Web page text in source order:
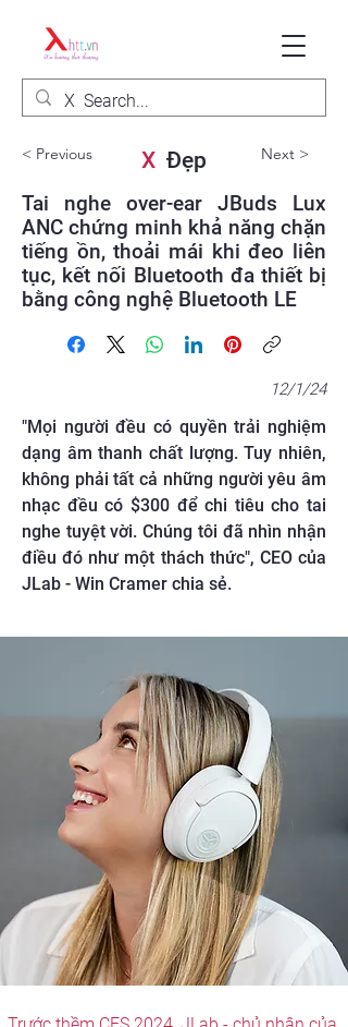
< Previous X Đẹp Next >
Tai nghe over-ear JBuds Lux
ANC chứng minh khả năng chặn
tiếng ồn, thoải mái khi đeo liên
tục, kết nối Bluetooth đa thiết bị
bằng công nghệ Bluetooth LE
12/1/24
"Mọi người đều có quyền trải nghiệm
dạng âm thanh chất lượng. Tuy nhiên,
không phải tất cả những người yêu âm
nhạc đều có $300 để chi tiêu cho tai
nghe tuyệt vời. Chúng tôi đã nhìn nhận
điều đó như một thách thức", CEO của
JLab - Win Cramer chia sẻ.